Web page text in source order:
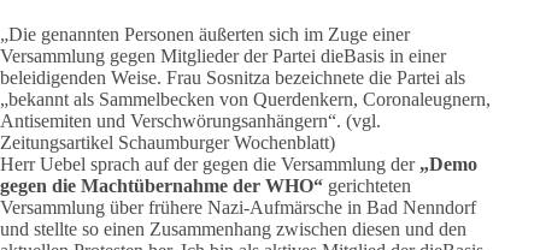
„Die genannten Personen äußerten sich im Zuge einer
Versammlung gegen Mitglieder der Partei dieBasis in einer
beleidigenden Weise. Frau Sosnitza bezeichnete die Partei als
„bekannt als Sammelbecken von Querdenkern, Coronaleugnern,
Antisemiten und Verschwörungsanhängern“. (vgl.
Zeitungsartikel Schaumburger Wochenblatt)
Herr Uebel sprach auf der gegen die Versammlung der„Demo
gegen die Machtübernahme der WHO“ gerichteten
Versammlung über frühere Nazi-Aufmärsche in Bad Nenndorf
und stellte so einen Zusammenhang zwischen diesen und den